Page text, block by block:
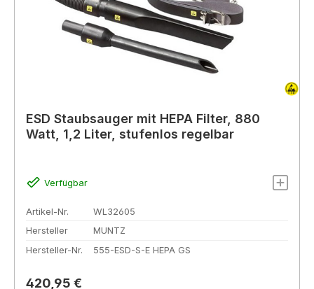
ESD Staubsauger mit HEPA Filter, 880
Watt, 1,2 Liter, stufenlos regelbar
Verfügbar
Artikel-Nr.
WL32605
Hersteller
MUNTZ
Hersteller-Nr.
555-ESD-S-E HEPA GS
Regulärer Preis:
420,95 €